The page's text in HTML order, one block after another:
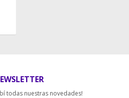
todas nuestras novedades!